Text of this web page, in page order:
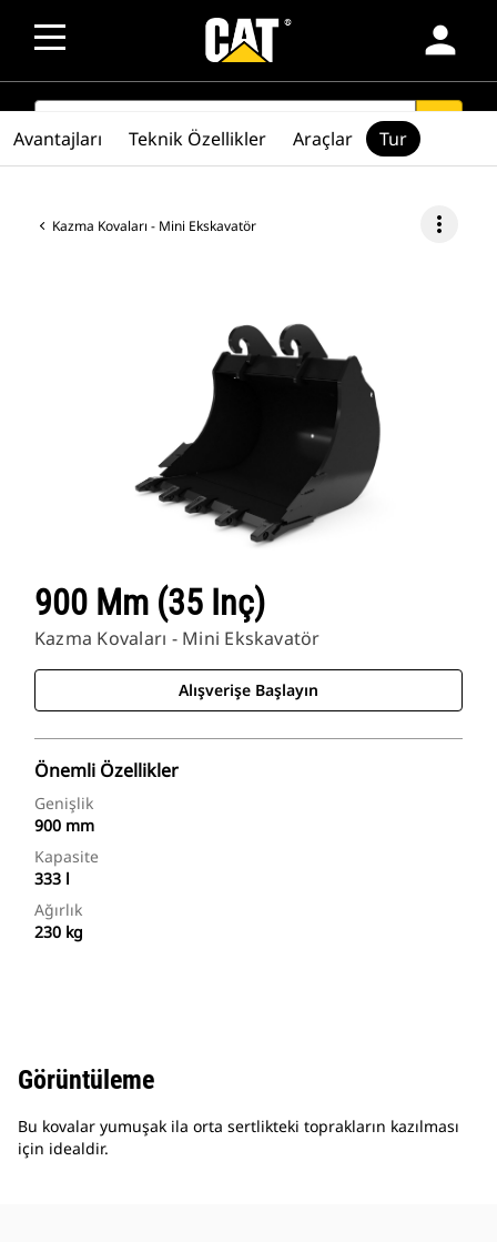
person
SEARCH
Kazma Kovaları - Mini Ekskavatör more_vert
900 Mm (35 Inç)
Kazma Kovaları - Mini Ekskavatör
Alışverişe Başlayın
Önemli Özellikler
Genişlik
900 mm
Kapasite
333 l
Ağırlık
230 kg
Avantajları Teknik Özellikler Araçlar Tur
Görüntüleme
Bu kovalar yumuşak ila orta sertlikteki toprakların kazılması
için idealdir.